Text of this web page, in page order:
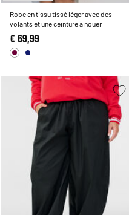
Robe en tissu tissé léger avec des
volants et une ceinture à nouer
€ 69,99